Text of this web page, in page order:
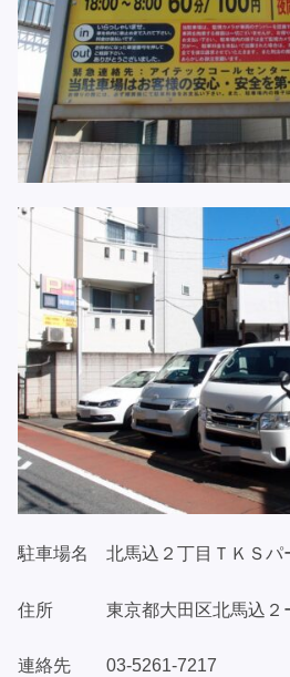
駐車場名 北馬込２丁目ＴＫＳパ
住所 東京都大田区北馬込２
連絡先 03-5261-7217